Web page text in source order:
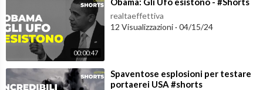
00:00:47
realtaeffettiva
12 Visualizzazioni · 04/15/24
⁣Spaventose esplosioni per testare
portaerei USA #shorts